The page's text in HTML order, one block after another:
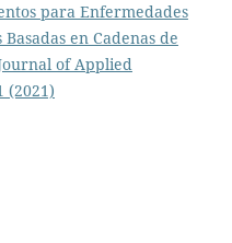
para Enfermedades
en Cadenas de
of Applied
(2021)